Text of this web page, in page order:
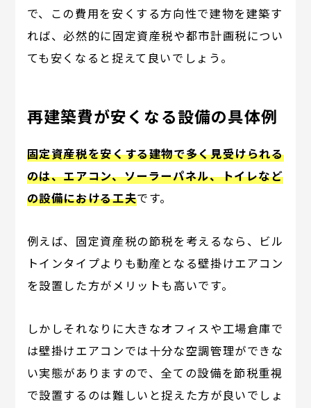
で、この費用を安くする方向性で建物を建築す
れば、必然的に固定資産税や都市計画税につい
ても安くなると捉えて良いでしょう。
再建築費が安くなる設備の具体例
固定資産税を安くする建物で多く見受けられる
のは、エアコン、ソーラーパネル、トイレなど
の設備における工夫です。
例えば、固定資産税の節税を考えるなら、ビル
トインタイプよりも動産となる壁掛けエアコン
を設置した方がメリットも高いです。
しかしそれなりに大きなオフィスや工場倉庫で
は壁掛けエアコンでは十分な空調管理ができな
い実態がありますので、全ての設備を節税重視
で設置するのは難しいと捉えた方が良いでしょ